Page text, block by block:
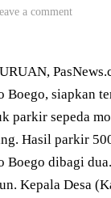
a comment
Boego, siapkan
parkir sepeda
Hasil parkir
Boego dibagi
Kepala Desa